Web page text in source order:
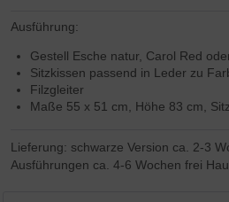
Ausführung:
Gestell Esche natur, Carol Red
Sitzkissen passend in Leder zu
Filzgleiter
Maße 55 x 51 cm, Höhe 83 cm,
Lieferung: schwarze Version ca. 2-3
Ausführungen ca. 4-6 Wochen frei